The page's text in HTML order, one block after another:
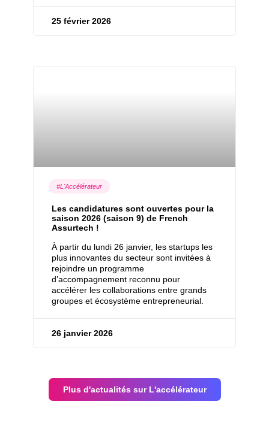
25 février 2026
#L'Accélérateur
Les candidatures sont ouvertes pour la
saison 2026 (saison 9) de French
Assurtech !
À partir du lundi 26 janvier, les startups les
plus innovantes du secteur sont invitées à
rejoindre un programme
d’accompagnement reconnu pour
accélérer les collaborations entre grands
groupes et écosystème entrepreneurial.
26 janvier 2026
Plus d'actualités sur L'accélérateur